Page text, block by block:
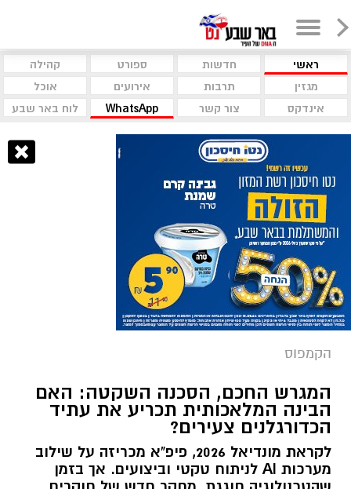
ראשי חדשות ספורט
קהילה
מגזין
תרבות אירועים
אוכל
אינדקס
צור קשר WhatsApp לוח באר שבע
הקמפוס
המגרש החכם, הסכנה השקטה: האם
הבינה המלאכותית תכריע את עתיד
הכדורגלנים צעירים?
לקראת מונדיאל 2026, פיפ"א מכריזה על שילוב
מערכות AI לניתוח טקטי וביצועים. אך בזמן